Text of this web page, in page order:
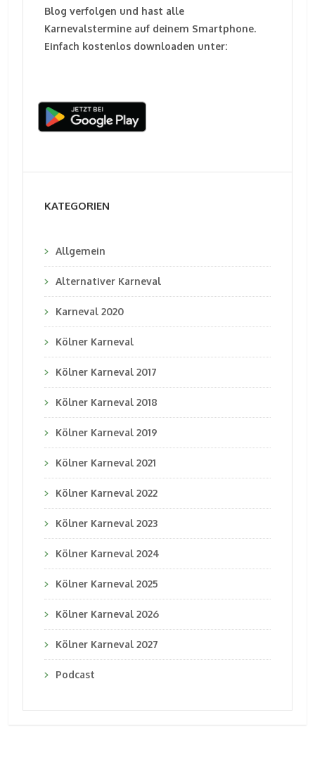
Blog verfolgen und hast alle
Karnevalstermine auf deinem Smartphone.
Einfach kostenlos downloaden unter:
KATEGORIEN
Allgemein
Alternativer Karneval
Karneval 2020
Kölner Karneval
Kölner Karneval 2017
Kölner Karneval 2018
Kölner Karneval 2019
Kölner Karneval 2021
Kölner Karneval 2022
Kölner Karneval 2023
Kölner Karneval 2024
Kölner Karneval 2025
Kölner Karneval 2026
Kölner Karneval 2027
Podcast